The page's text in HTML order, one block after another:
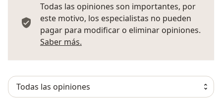
Todas las opiniones son importantes, por
este motivo, los especialistas no pueden
pagar para modificar o eliminar opiniones.
Saber más.